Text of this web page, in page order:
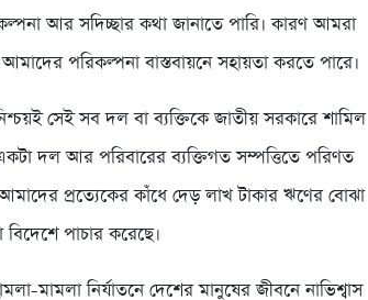
আর সদিচ্ছার কথা জানাতে পারি। কারণ আমরা
পরিকল্পনা বাস্তবায়নে সহায়তা করতে পারে।
সেই সব দল বা ব্যক্তিকে জাতীয় সরকারে শামিল
দল আর পরিবারের ব্যক্তিগত সম্পত্তিতে পরিণত
প্রত্যেকের কাঁধে দেড় লাখ টাকার ঋণের বোঝা
পাচার করেছে।
মামলা নির্যাতনে দেশের মানুষের জীবনে নাভিশ্বাস